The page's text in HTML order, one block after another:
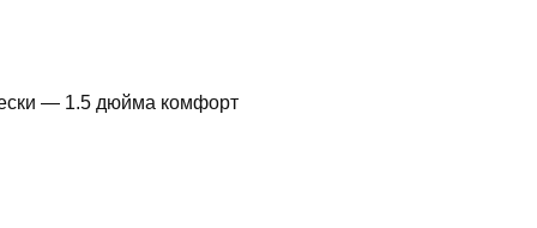
— 1.5 дюйма комфорт